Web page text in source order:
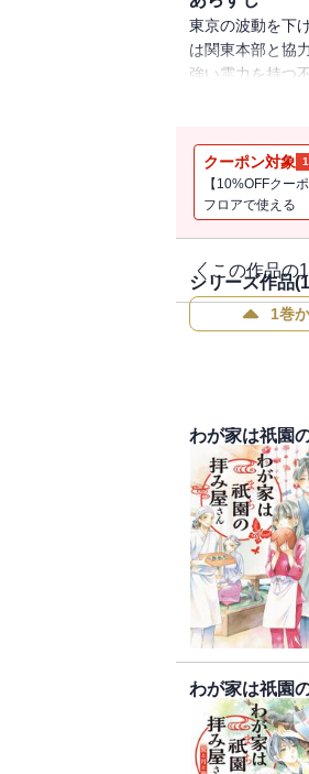
東京の波動を下
は関東本部と協
強い霊力を持つ
告白すること
クーポン対象
【10%OFFクー
フロアで使える
この作品の
シリーズ作品(
1巻
わが家は祇園
わが家は祇園